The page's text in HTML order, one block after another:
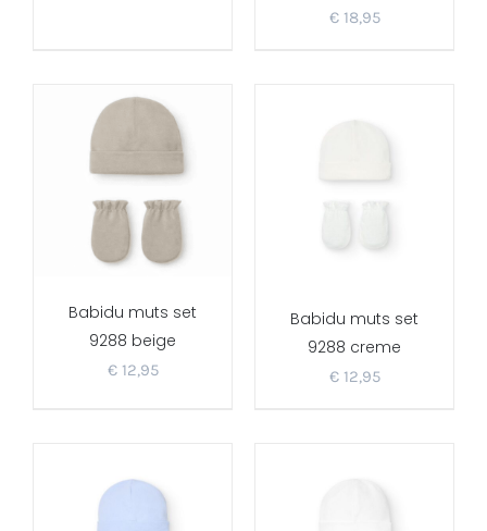
€18,95
Babidu muts set
9288 beige
€12,95
Babidu muts set
9288 creme
€12,95